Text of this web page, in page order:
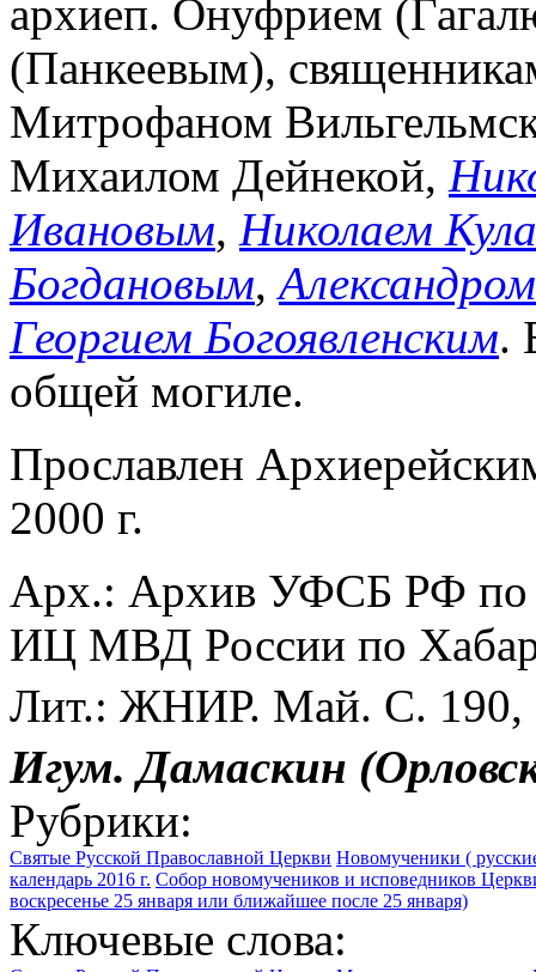
архиеп. Онуфрием
(Панкеевым),
Митрофаном
Михаилом Дейнекой,
Ивановым, Николаем
Богдановым,
Георгием Богоявленским.
общей могиле.
Прославлен
2000 г.
Арх.: Архив УФСБ РФ по
ИЦ МВД России по
Лит.: ЖНИР. Май. С. 190,
Игум. Дамаскин
Рубрики:
Святые Русской Православной Церкви Новомученики (
календарь 2016 г. Собор новомучеников и исповедников
воскресенье 25 января или ближайшее после 25 января)
Ключевые слова: